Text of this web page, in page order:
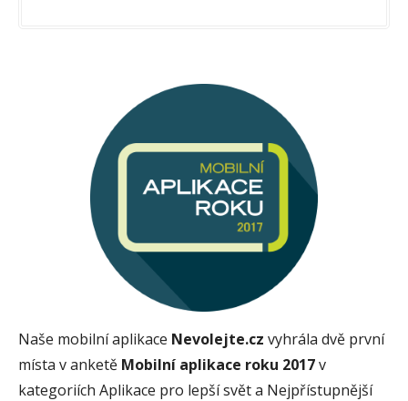
Naše mobilní aplikace Nevolejte.cz vyhrála dvě první
místa v anketě Mobilní aplikace roku 2017v
kategoriích Aplikace pro lepší svět a Nejpřístupnější